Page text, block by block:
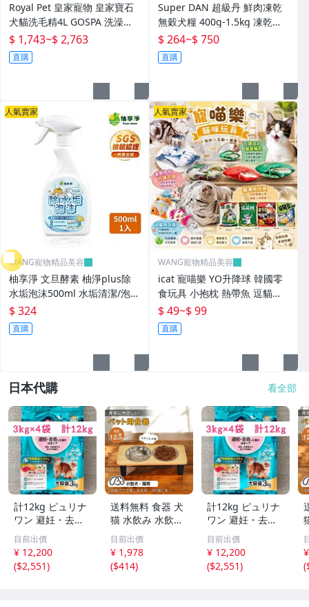
Royal Pet 皇家寵物 皇家寶石
犬貓洗毛精4L GOSPA 洗澡趣
貓洗毛精 犬洗毛精 寵物洗毛精
『WANG』
$ 1,743~$ 2,763
直購
Super DAN 超級丹 鮮肉凍乾
無穀犬糧 400g-1.5kg 凍乾飼
料 鮮肉糧 狗乾糧 狗主食 狗飼
料『WANG』
$ 264~$ 750
直購
人氣賣家
WANG寵物精品美容
柚享淨 文旦酵素 柚淨plus除
水垢泡沫500ml 水垢清潔/泡沫
包覆/亮潔不費力/浴室除垢/玻
璃清潔『WANG』
$ 324
直購
人氣賣家
WANG寵物精品美容
icat 寵喵樂 YO升降球 韓國零
食玩具 小抱枕 熱帶魚 逗貓玩
具 貓薄荷 貓草玩具 貓玩具
『WANG』
$ 49~$ 99
直購
日本代購 看全部
計12kg ピュリナ
ワン 避妊・去勢
した猫の体重ケア
サーモン&ツナ
目前出價
¥ 12,200
($2,551)
送料無料 食器 犬
猫 水飲み 水飲み
器 猫給水器 フー
ドボウル 犬用食
器 犬食器 ペット
犬用品食器 犬餌
目前出價
¥ 1,978
($414)
計12kg ピュリナ
ワン 避妊・去勢
した猫の体重ケア
サーモン&ツナ
目前出價
¥ 12,200
($2,551)
(